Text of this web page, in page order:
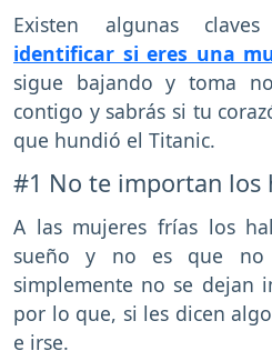
Existen algunas
identificar si eres una
sigue bajando y toma
contigo y sabrás si tu
que hundió el Titanic.
#1 No te importan los
A las mujeres frías los
sueño y no es que no
simplemente no se dejan
por lo que, si les dicen
e irse.